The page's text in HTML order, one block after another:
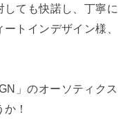
ても快諾し、丁寧に
トインデザイン様、
」のオーソティクス
！